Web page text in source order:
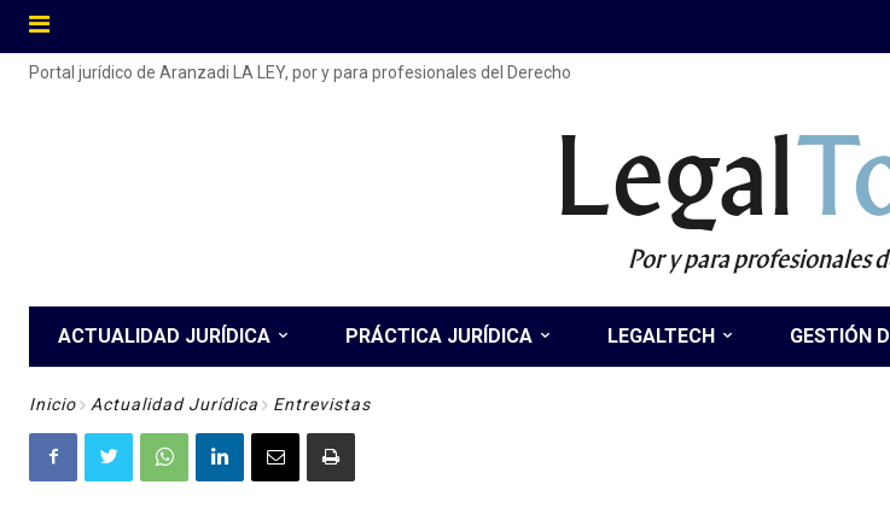
Portal jurídico de Aranzadi LA LEY, por y para profesionales del Derecho
Legal
Por y para profesionales
ACTUALIDAD JURÍDICA PRÁCTICA JURÍDICA LEGALTECH GESTIÓN
Inicio Actualidad Jurídica Entrevistas